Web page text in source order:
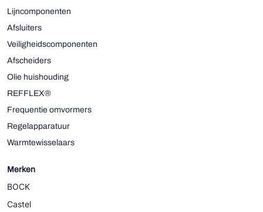
Lijncomponenten
Afsluiters
Veiligheidscomponenten
Afscheiders
Olie huishouding
REFFLEX®
Frequentie omvormers
Regelapparatuur
Warmtewisselaars
Merken
BOCK
Castel